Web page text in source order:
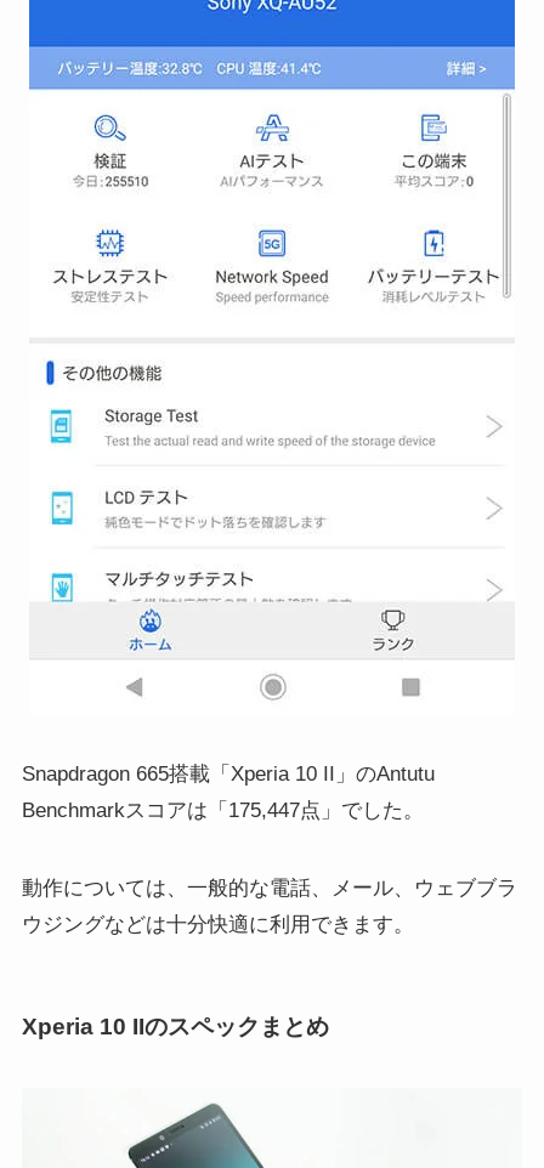
Snapdragon 665搭載「Xperia 10 II」のAntutu
Benchmarkスコアは「175,447点」でした。
動作については、一般的な電話、メール、ウェブブラ
ウジングなどは十分快適に利用できます。
Xperia 10 IIのスペックまとめ